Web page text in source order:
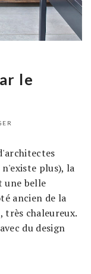
le
plus), la
une belle
ancien de la
très chaleureux.
du design